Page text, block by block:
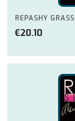
REPASHY
€20.10